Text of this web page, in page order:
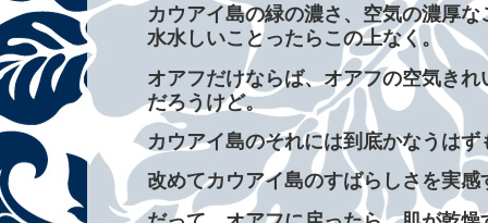
カウアイ島の緑の濃さ、空気の濃厚
水水しいことったらこの上なく。
オアフだけならば、オアフの空気き
だろうけど。
カウアイ島のそれには到底かなうはず
改めてカウアイ島のすばらしさを実